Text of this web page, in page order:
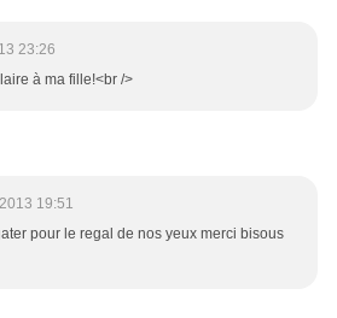
23:26
à ma fille!<br />
19:51
pour le regal de nos yeux merci bisous